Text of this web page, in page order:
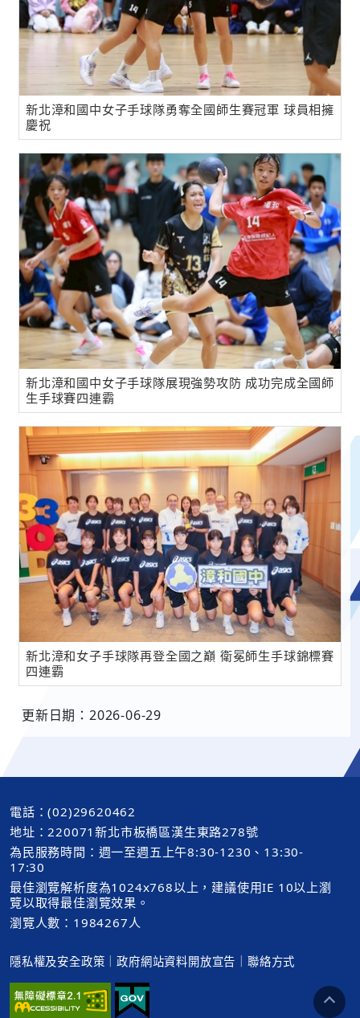
新北漳和國中女子手球隊勇奪全國師生賽冠軍 球員相擁
慶祝
新北漳和國中女子手球隊展現強勢攻防 成功完成全國師
生手球賽四連霸
新北漳和女子手球隊再登全國之巔 衛冕師生手球錦標賽
四連霸
更新日期：2026-06-29
電話：(02)29620462
地址：220071新北市板橋區漢生東路278號
為民服務時間：週一至週五上午8:30-1230、13:30-
17:30
最佳瀏覽解析度為1024x768以上，建議使用IE 10以上瀏
覽以取得最佳瀏覽效果。
瀏覽人數：1984267人
隱私權及安全政策 ｜政府網站資料開放宣告 ｜聯絡方式